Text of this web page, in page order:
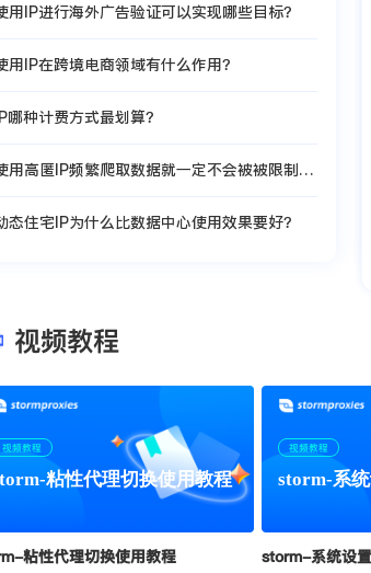
用IP进行海外广告验证可以实现哪些目标？
用IP在跨境电商领域有什么作用？
哪种计费方式最划算？
用高匿IP频繁爬取数据就一定不会被被限制了
？
态住宅IP为什么比数据中心使用效果要好？
视频教程
视频教程
粘性代理切换使用教程
粘性代理切换使用教程
视频教程
storm-系
storm-系统设